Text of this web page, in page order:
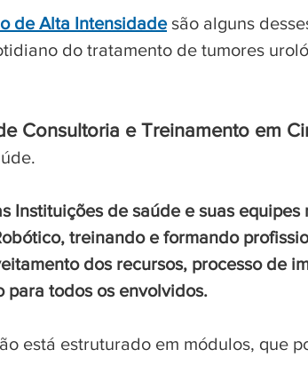
de Alta Intensidadesão alguns
do tratamento de tumores
Consultoria e Treinamento em
Instituições de saúde e suas equipes
treinando e formando
dos recursos, processo de
para todos os envolvidos.
está estruturado em módulos, que